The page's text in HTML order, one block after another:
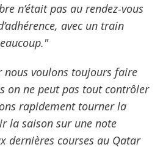
n’était pas au rendez-vous
avec un train
nous voulons toujours faire
on ne peut pas tout contrôler
rapidement tourner la
la saison sur une note
dernières courses au Qatar